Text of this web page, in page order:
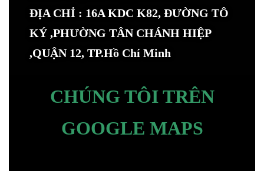
ĐỊA CHỈ : 16A KDC K82, ĐƯỜNG TÔ
KÝ ,PHƯỜNG TÂN CHÁNH HIỆP
,QUẬN 12, TP.Hồ Chí Minh
CHÚNG TÔI TRÊN
GOOGLE MAPS